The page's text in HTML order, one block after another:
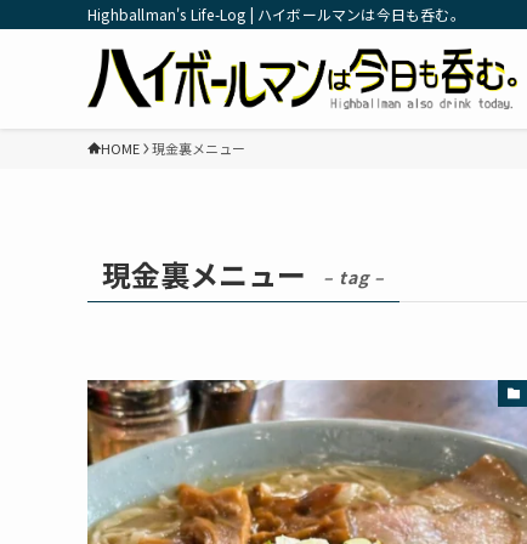
Highballman's Life-Log | ハイボールマンは今日も呑む。
HOME 現金裏メニュー
現金裏メニュー – tag –